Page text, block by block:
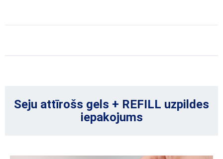
Seju attīrošs gels + REFILL uzpildes
iepakojums